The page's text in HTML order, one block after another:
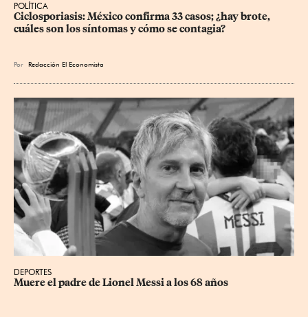
POLÍTICA
Ciclosporiasis: México confirma 33 casos; ¿hay brote,
cuáles son los síntomas y cómo se contagia?
Por Redacción El Economista
DEPORTES
Muere el padre de Lionel Messi a los 68 años